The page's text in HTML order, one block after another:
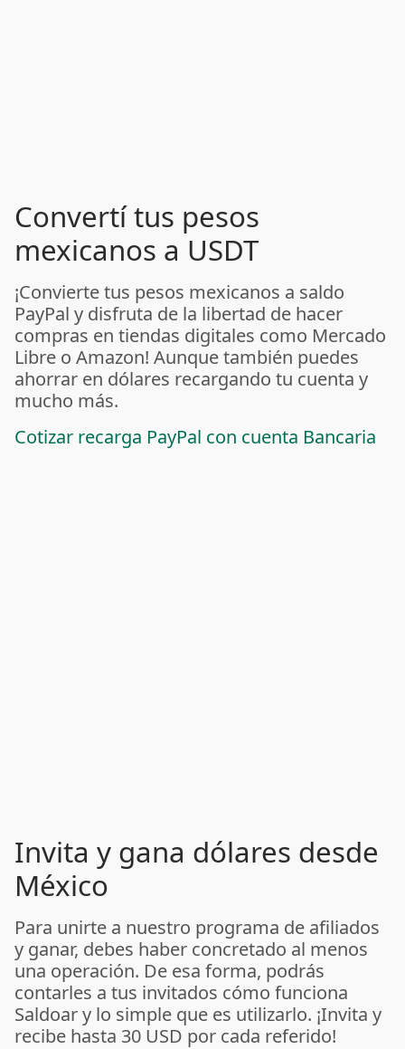
Convertí tus pesos
mexicanos a USDT
¡Convierte tus pesos mexicanos a saldo
PayPal y disfruta de la libertad de hacer
compras en tiendas digitales como Mercado
Libre o Amazon! Aunque también puedes
ahorrar en dólares recargando tu cuenta y
mucho más.
Cotizar recarga PayPal con cuenta Bancaria
Invita y gana dólares desde
México
Para unirte a nuestro programa de afiliados
y ganar, debes haber concretado al menos
una operación. De esa forma, podrás
contarles a tus invitados cómo funciona
Saldoar y lo simple que es utilizarlo. ¡Invita y
recibe hasta 30 USD por cada referido!